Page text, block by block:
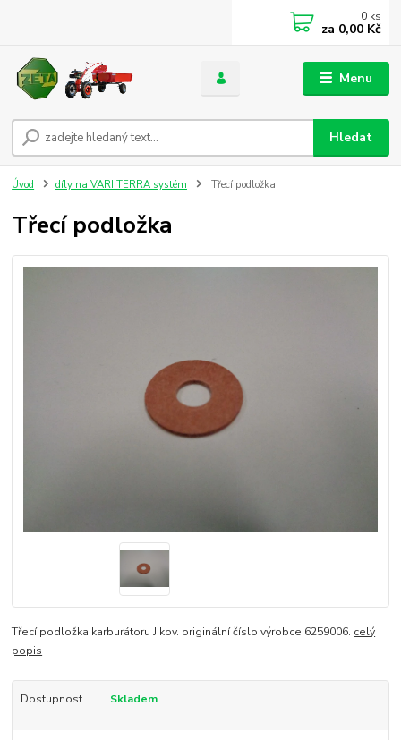
Menu
Hledat
0 ks
za 0,00 Kč
Úvod díly na VARI TERRA systém Třecí podložka
Třecí podložka
Třecí podložka karburátoru Jikov. originální číslo výrobce 6259006. celý
popis
Dostupnost Skladem